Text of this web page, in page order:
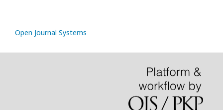
Open Journal Systems